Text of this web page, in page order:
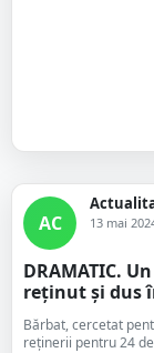
AC 13 mai
DRAMATIC.
reținut și dus
Bărbat, cercetat
reținerii pentru 24